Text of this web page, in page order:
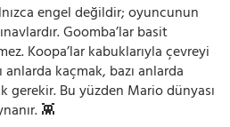
engel değildir; oyuncunun
Goomba’lar basit
Koopa’lar kabuklarıyla çevreyi
kaçmak, bazı anlarda
gerekir. Bu yüzden Mario dünyası
👾